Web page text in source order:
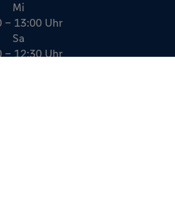
Mi
– 13:00 Uhr
Sa
– 12:30 Uhr